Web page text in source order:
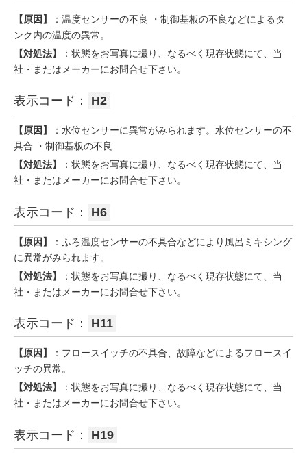
【原因】
：温度センサーの不良 ・制御基板の不良などによるタ
ンク内の温度の異常。
【対処法】
：状態をお写真に撮り、なるべく現存状態にて、当
社・またはメーカーにお問合せ下さい。
表示コード： H2
【原因】
：水位センサーに異常がみられます。水位センサーの不
具合 ・制御基板の不良
【対処法】
：状態をお写真に撮り、なるべく現存状態にて、当
社・またはメーカーにお問合せ下さい。
表示コード： H6
【原因】
：ふろ温度センサーの不具合などにより風呂ミキシング
に異常がみられます。
【対処法】
：状態をお写真に撮り、なるべく現存状態にて、当
社・またはメーカーにお問合せ下さい。
表示コード： H11
【原因】
：フロースイッチの不具合、故障などによるフロースイ
ッチの異常。
【対処法】
：状態をお写真に撮り、なるべく現存状態にて、当
社・またはメーカーにお問合せ下さい。
表示コード： H19